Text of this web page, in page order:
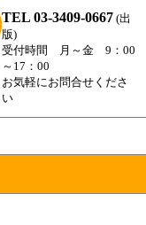
TEL 03-3409-0667(出
版)
受付時間 月～金 9：00
～17：00
お気軽にお問合せくださ
い